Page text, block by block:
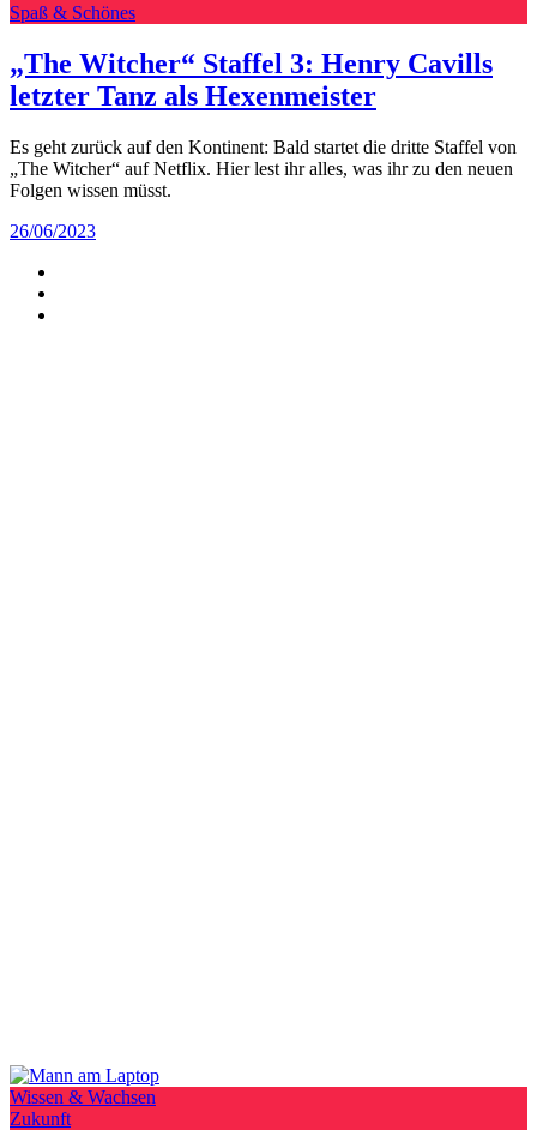
Spaß & Schönes
„The Witcher“ Staffel 3: Henry Cavills
letzter Tanz als Hexenmeister
Es geht zurück auf den Kontinent: Bald startet die dritte Staffel von
„The Witcher“ auf Netflix. Hier lest ihr alles, was ihr zu den neuen
Folgen wissen müsst.
26/06/2023
Wissen & Wachsen
Zukunft